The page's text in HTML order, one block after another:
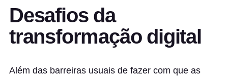
Desafios da
transformação digital
Além das barreiras usuais de fazer com que as